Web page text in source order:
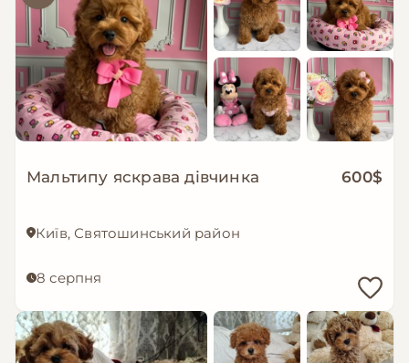
Мальтипу яскрава дівчинка 600$
Київ, Святошинський район
8 серпня